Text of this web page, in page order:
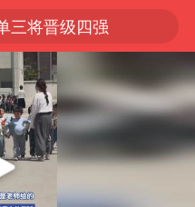
三将晋级四强
撬动暑期消费新蓝海
点晒照为佟丽娅庆生
龙餐馆》口碑